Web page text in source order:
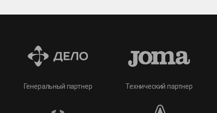
Генеральный партнер Технический партнер